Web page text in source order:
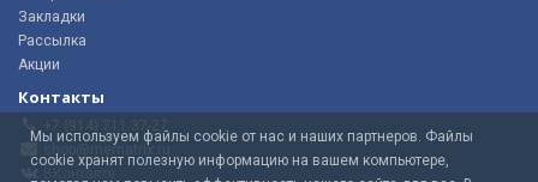
Закладки
Рассылка
Акции
Контакты
+7 (914) 711 37-27
shop@mematrix.ru
ВКонтакте
Мы используем файлы cookie от нас и наших партнеров. Файлы
cookie хранят полезную информацию на вашем компьютере,